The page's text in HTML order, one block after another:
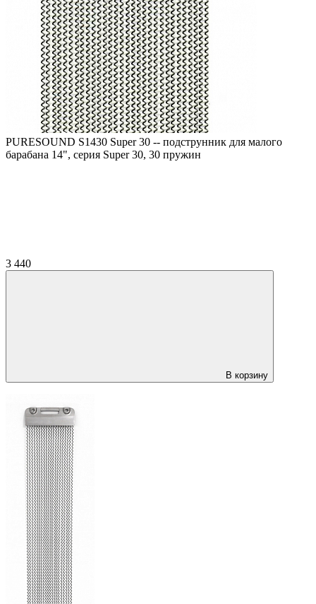
PURESOUND S1430 Super 30 -- подструнник для малого
барабана 14", серия Super 30, 30 пружин
3 440
В корзину